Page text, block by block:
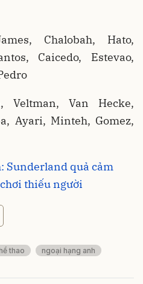
Chalobah, Hato,
Caicedo, Estevao,
Veltman, Van Hecke,
Ayari, Minteh, Gomez,
Sunderland quả cảm
thiếu người
thao ngoại hạng anh